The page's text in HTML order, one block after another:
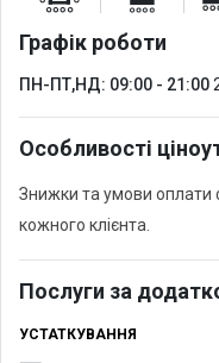
Графік роботи
ПН-ПТ,НД: 09:00 - 21:00
Особливості
Знижки та умови оплати
кожного клієнта.
Послуги за
УСТАТКУВАННЯ